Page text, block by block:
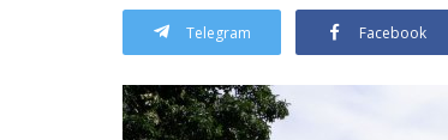
Telegram Facebook